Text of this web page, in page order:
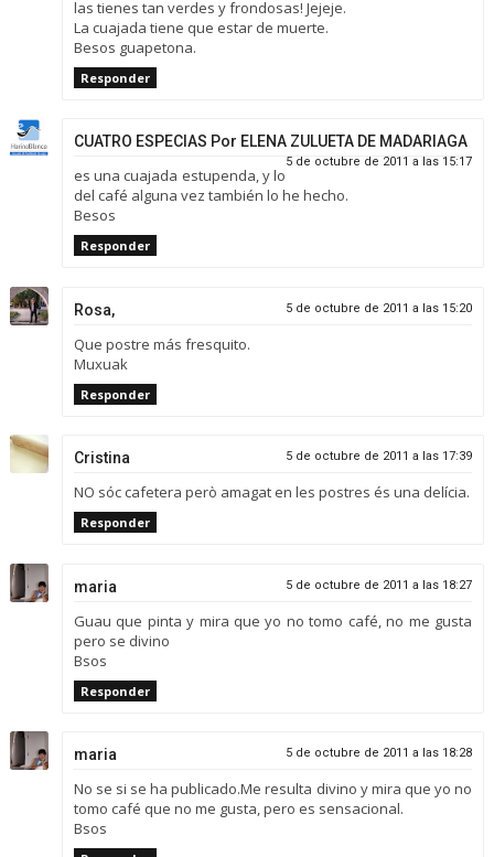
las tienes tan verdes y frondosas! Jejeje.
La cuajada tiene que estar de muerte.
Besos guapetona.
Responder
CUATRO ESPECIAS Por ELENA ZULUETA DE MADARIAGA
5 de octubre de 2011 a las 15:17
es una cuajada estupenda, y lo
del café alguna vez también lo he hecho.
Besos
Responder
Rosa, 5 de octubre de 2011 a las 15:20
Que postre más fresquito.
Muxuak
Responder
Cristina 5 de octubre de 2011 a las 17:39
NO sóc cafetera però amagat en les postres és una delícia.
Responder
maria 5 de octubre de 2011 a las 18:27
Guau que pinta y mira que yo no tomo café, no me gusta
pero se divino
Bsos
Responder
maria 5 de octubre de 2011 a las 18:28
No se si se ha publicado.Me resulta divino y mira que yo no
tomo café que no me gusta, pero es sensacional.
Bsos